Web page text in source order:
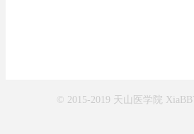
© 2015-2019 天山医学院